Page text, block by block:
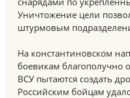
Уничтожение цели
штурмовым
На константиновском
боевикам благополучно
ВСУ пытаются создать
Российским бойцам